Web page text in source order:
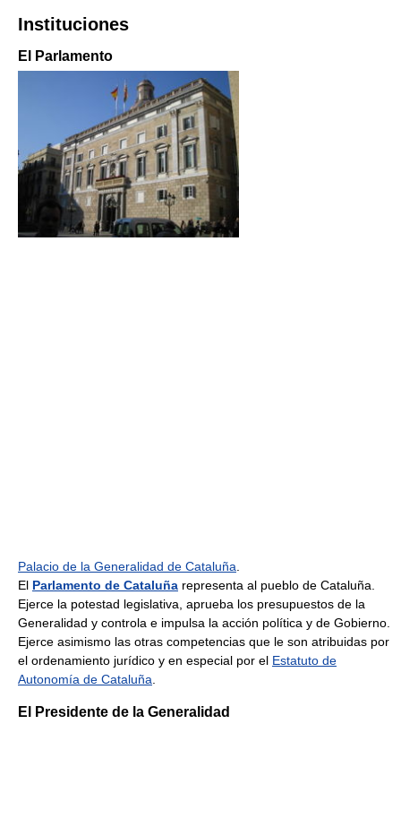
Instituciones
El Parlamento
Palacio de la Generalidad de Cataluña
El Parlamento de Cataluña representa al pueblo de Cataluña.
Ejerce la potestad legislativa, aprueba los presupuestos de la
Generalidad y controla e impulsa la acción política y de Gobierno.
Ejerce asimismo las otras competencias que le son atribuidas por
el ordenamiento jurídico y en especial por el Estatuto de
Autonomía de Cataluña
El Presidente de la Generalidad